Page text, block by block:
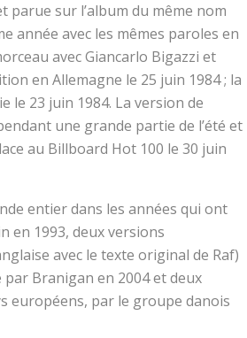
sur l’album du même nom
année avec les mêmes paroles en
avec Giancarlo Bigazzi et
en Allemagne le 25 juin 1984 ; la
le 23 juin 1984. La version de
une grande partie de l’été et
au Billboard Hot 100 le 30 juin
entier dans les années qui ont
en 1993, deux versions
avec le texte original de Raf)
Branigan en 2004 et deux
européens, par le groupe danois